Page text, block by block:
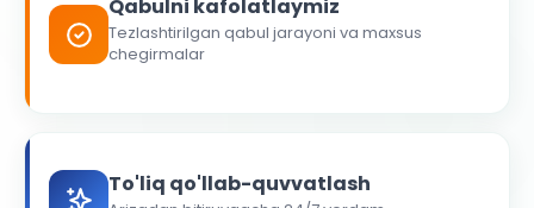
Qabulni kafolatlaymiz
Tezlashtirilgan qabul jarayoni va maxsus
chegirmalar
To'liq qo'llab-quvvatlash